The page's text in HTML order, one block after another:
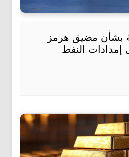
بشأن مضيق هرمز
النفط